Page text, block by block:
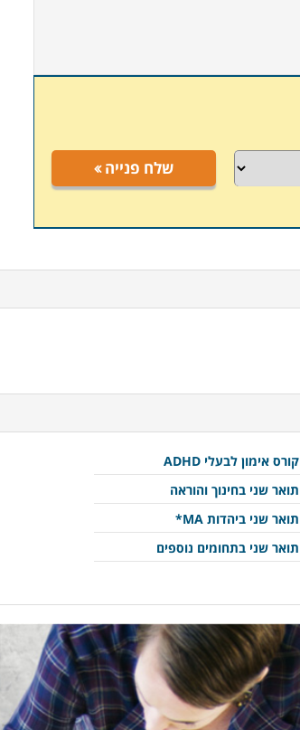
שלח פנייה
קורס אימון לבעלי ADHD
תואר שני בחינוך והוראה
תואר שני ביהדות MA*
תואר שני בתחומים נוספים